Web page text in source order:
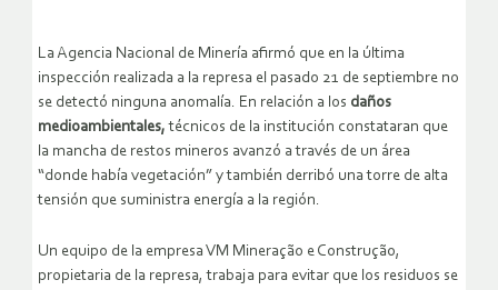
La Agencia Nacional de Minería afirmó que en la última
inspección realizada a la represa el pasado 21 de septiembre no
se detectó ninguna anomalía. En relación a los daños
medioambientales, técnicos de la institución constataran que
la mancha de restos mineros avanzó a través de un área
“donde había vegetación” y también derribó una torre de alta
tensión que suministra energía a la región.
Un equipo de la empresa VM Mineração e Construção,
propietaria de la represa, trabaja para evitar que los residuos se